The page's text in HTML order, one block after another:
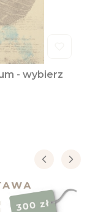
- wybierz